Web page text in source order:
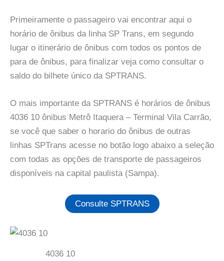
Primeiramente o passageiro vai encontrar aqui o
horário de ônibus da linha SP Trans, em segundo
lugar o itinerário de ônibus com todos os pontos de
para de ônibus, para finalizar veja como consultar o
saldo do bilhete único da SPTRANS.
O mais importante da SPTRANS é horários de ônibus
4036 10 ônibus Metrô Itaquera – Terminal Vila Carrão,
se você que saber o horario do ônibus de outras
linhas SPTrans acesse no botão logo abaixo a seleção
com todas as opções de transporte de passageiros
disponíveis na capital paulista (Sampa).
Consulte SPTRANS
4036 10